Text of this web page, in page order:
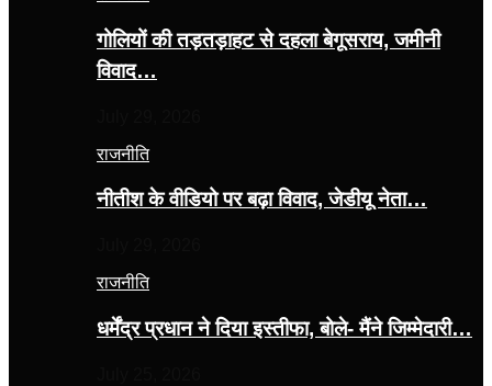
गोलियों की तड़तड़ाहट से दहला बेगूसराय, जमीनी
विवाद…
राजनीति
नीतीश के वीडियो पर बढ़ा विवाद, जेडीयू नेता…
राजनीति
धर्मेंद्र प्रधान ने दिया इस्तीफा, बोले- मैंने जिम्मेदारी…